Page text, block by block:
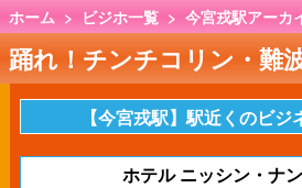
ホーム > ビジホ一覧 > 今宮戎駅アーカ
踊れ！チンチコリン・難
【今宮戎駅】駅近くのビ
ホテル ニッシン・ナ